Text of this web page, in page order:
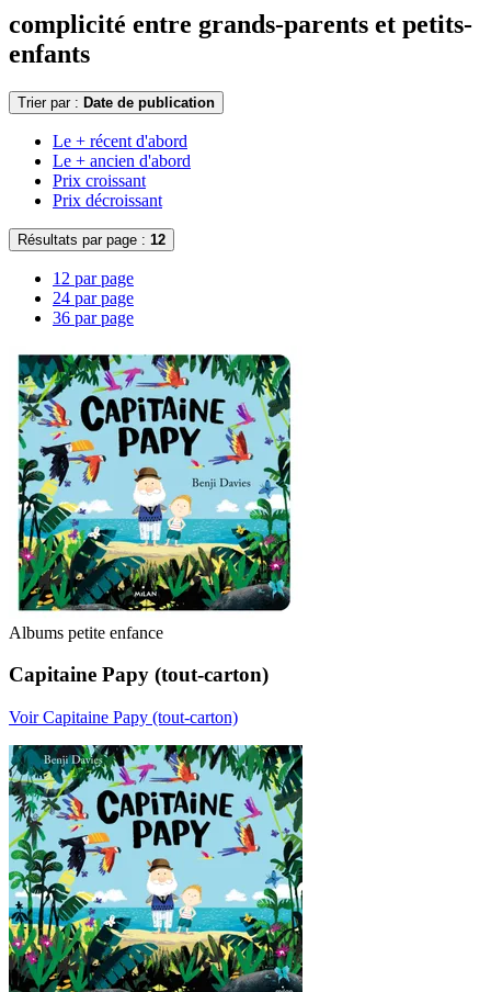
complicité entre grands-parents et petits-
enfants
Trier par : Date de publication
Le + récent d'abord
Le + ancien d'abord
Prix croissant
Prix décroissant
Résultats par page : 12
12 par page
24 par page
36 par page
Albums petite enfance
Capitaine Papy (tout-carton)
Voir Capitaine Papy (tout-carton)